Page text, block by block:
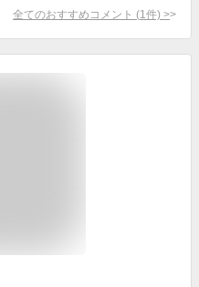
全てのおすすめコメント (1 件) >